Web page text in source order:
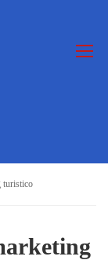
turistico